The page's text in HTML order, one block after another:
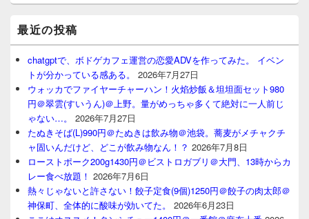
最近の投稿
chatgptで、ボドゲカフェ運営の恋愛ADVを作ってみた。 イベン
トが分かっている感ある。
2026年7月27日
ウォッカでファイヤーチャーハン！火焰炒飯＆坦坦面セット980
円＠翠雲(すいうん)＠上野。量がめっちゃ多くて絶対に一人前じ
ゃない…。
2026年7月27日
たぬきそば(L)990円＠たぬきは飲み物＠池袋。蕎麦がメチャクチ
ャ固いんだけど、どこが飲み物なん！？ 2026年7月8日
ローストポーク200g1430円＠ビストロガブリ＠大門、13時からカ
レー食べ放題！ 2026年7月6日
熱々じゃないと許さない！餃子定食(9個)1250円＠餃子の肉太郎＠
神保町、全体的に酸味が効いてた。
2026年6月23日